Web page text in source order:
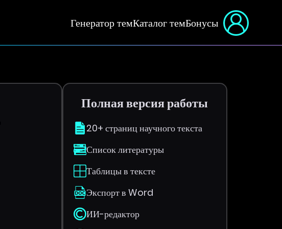
Генератор темКаталог темБонусы
Полная версия работы
20+ страниц научного текста
Список литературы
Таблицы в тексте
Экспорт в Word
ИИ-редактор